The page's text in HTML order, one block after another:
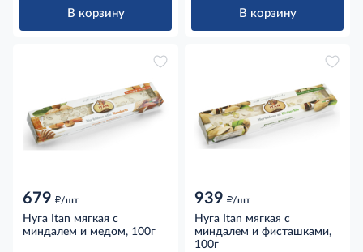
В корзину В корзину
679 д/шт
Нуга Itan мягкая с
миндалем и медом, 100г
939 д/шт
Нуга Itan мягкая с
миндалем и фисташками,
100г